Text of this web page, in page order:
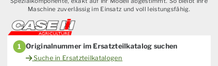
Maschine zuverlässig im Einsatz und voll leistungsfähig.
1 Originalnummer im Ersatzteilkatalog suchen
Suche in Ersatzteilkatalogen